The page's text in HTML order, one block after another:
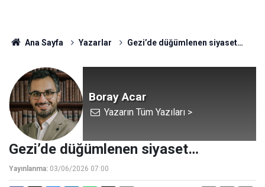
Ana Sayfa Yazarlar Gezi’de düğümlenen siyaset…
Boray Acar
Yazarın Tüm Yazıları >
Gezi’de düğümlenen siyaset…
Yayınlanma: 03/06/2026 07:00